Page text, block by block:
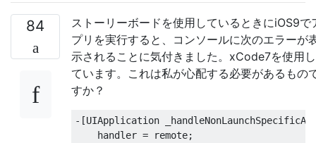
84
ストーリーボードを使用しているときにiOS9で
プリを実行すると、コンソールに次のエラーが
示されることに気付きました。xCode7を使用し
ています。これは私が心配する必要があるもの
すか？
-[UIApplication
    handler = remote;